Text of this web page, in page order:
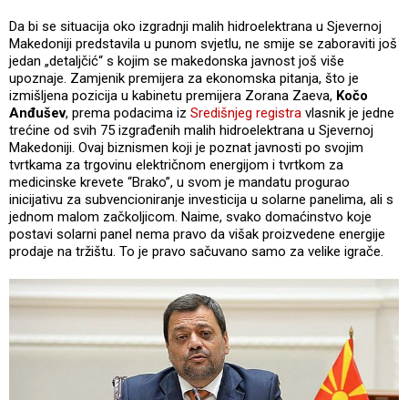
Da bi se situacija oko izgradnji malih hidroelektrana u Sjevernoj
Makedoniji predstavila u punom svjetlu, ne smije se zaboraviti još
jedan „detaljčić“ s kojim se makedonska javnost još više
upoznaje. Zamjenik premijera za ekonomska pitanja, što je
izmišljena pozicija u kabinetu premijera Zorana Zaeva, Kočo
Anđušev, prema podacima iz Središnjeg registra vlasnik je jedne
trećine od svih 75 izgrađenih malih hidroelektrana u Sjevernoj
Makedoniji. Ovaj biznismen koji je poznat javnosti po svojim
tvrtkama za trgovinu električnom energijom i tvrtkom za
medicinske krevete “Brako”, u svom je mandatu progurao
inicijativu za subvencioniranje investicija u solarne panelima, ali s
jednom malom začkoljicom. Naime, svako domaćinstvo koje
postavi solarni panel nema pravo da višak proizvedene energije
prodaje na tržištu. To je pravo sačuvano samo za velike igrače.